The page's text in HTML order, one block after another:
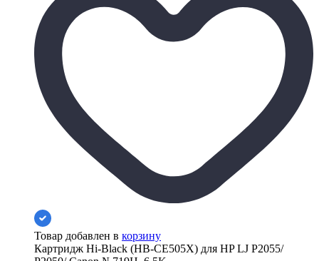
Товар добавлен в корзину
Картридж Hi-Black (HB-CE505X) для HP LJ P2055/